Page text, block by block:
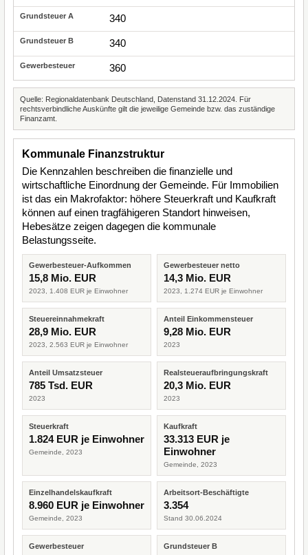
340
340
360
Quelle: Regionaldatenbank Deutschland, Datenstand 31.12.2024. Für
rechtsverbindliche Auskünfte gilt die jeweilige Gemeinde bzw. das zuständige
Finanzamt.
Kommunale Finanzstruktur
Die Kennzahlen beschreiben die finanzielle und
wirtschaftliche Einordnung der Gemeinde. Für Immobilien
ist das ein Makrofaktor: höhere Steuerkraft und Kaufkraft
können auf einen tragfähigeren Standort hinweisen,
Hebesätze zeigen dagegen die kommunale
Belastungsseite.
Gewerbesteuer-Aufkommen
15,8 Mio. EUR
2023, 1.408 EUR je Einwohner
Gewerbesteuer netto
14,3 Mio. EUR
2023, 1.274 EUR je Einwohner
Steuereinnahmekraft
28,9 Mio. EUR
2023, 2.563 EUR je Einwohner
Anteil Einkommensteuer
9,28 Mio. EUR
2023
Anteil Umsatzsteuer
785 Tsd. EUR
2023
Realsteueraufbringungskraft
20,3 Mio. EUR
2023
Steuerkraft
1.824 EUR je Einwohner
Gemeinde, 2023
Kaufkraft
33.313 EUR je
Einwohner
Gemeinde, 2023
Einzelhandelskaufkraft
8.960 EUR je Einwohner
Gemeinde, 2023
Arbeitsort-Beschäftigte
3.354
Stand 30.06.2024
Gewerbesteuer Grundsteuer B